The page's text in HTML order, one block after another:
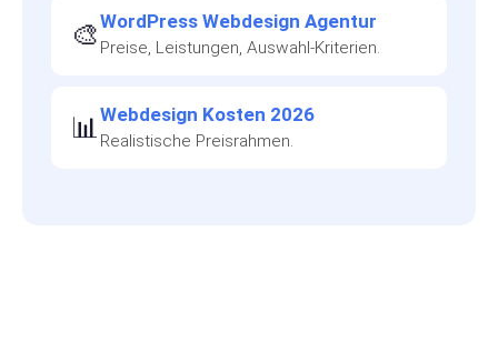
🎨WordPress Webdesign Agentur
Preise, Leistungen, Auswahl-Kriterien.
📊 Webdesign Kosten 2026
Realistische Preisrahmen.